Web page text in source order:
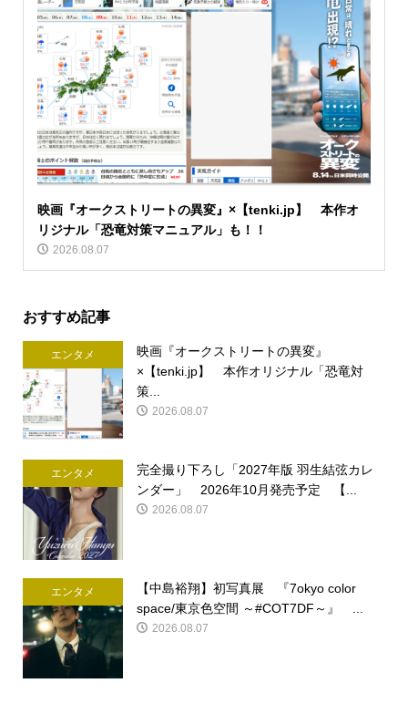
映画『オークストリートの異変』×【tenki.jp】 本作オ
リジナル「恐竜対策マニュアル」も！！
2026.08.07
おすすめ記事
エンタメ
映画『オークストリートの異変』
×【tenki.jp】 本作オリジナル「恐竜対
策...
2026.08.07
エンタメ
完全撮り下ろし「2027年版 羽生結弦カレ
ンダー」 2026年10月発売予定 【...
2026.08.07
エンタメ
【中島裕翔】初写真展 『7okyo color
space/東京色空間 ～#COT7DF～』 ...
2026.08.07